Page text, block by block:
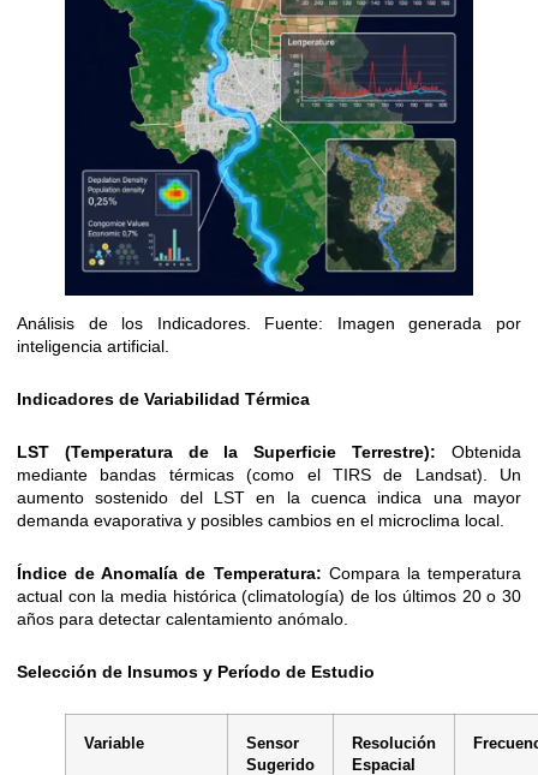
Análisis de los Indicadores. Fuente: Imagen generada por
inteligencia artificial.
Indicadores de Variabilidad Térmica
LST (Temperatura de la Superficie Terrestre): Obtenida
mediante bandas térmicas (como el TIRS de Landsat). Un
aumento sostenido del LST en la cuenca indica una mayor
demanda evaporativa y posibles cambios en el microclima local.
Índice de Anomalía de Temperatura: Compara la temperatura
actual con la media histórica (climatología) de los últimos 20 o 30
años para detectar calentamiento anómalo.
Selección de Insumos y Período de Estudio
Variable
Sensor
Sugerido
Resolución
Espacial